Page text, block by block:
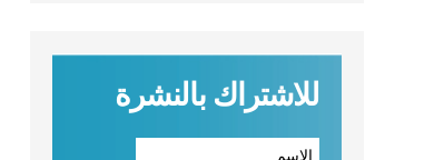
للاشتراك بالنشرة